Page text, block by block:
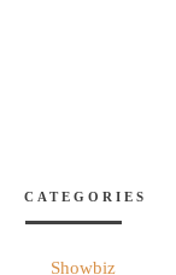
CATEGORIES
Showbiz